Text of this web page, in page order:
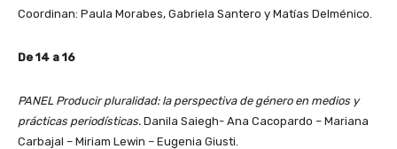
Coordinan: Paula Morabes, Gabriela Santero y Matías Delménico.
De 14 a 16
PANEL Producir pluralidad: la perspectiva de género en medios y
prácticas periodísticas. Danila Saiegh- Ana Cacopardo – Mariana
Carbajal – Miriam Lewin – Eugenia Giusti.